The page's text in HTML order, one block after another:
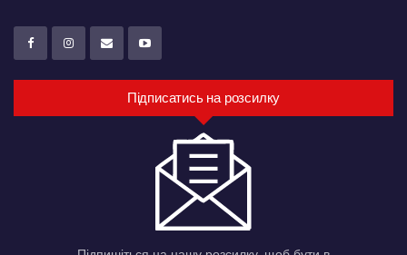
Підписатись на розсилку